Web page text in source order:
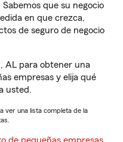
que su negocio
en que crezca,
de seguro de negocio
AL para obtener una
empresas y elija qué
usted.
ver una lista completa de la